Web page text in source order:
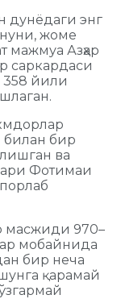
дунёдаги энг
жоме
мажмуа Азҳар
саркардаси
358 йили
билан бир
ва
Фотимаи
масжиди 970–
мобайнида
бир неча
қарамай